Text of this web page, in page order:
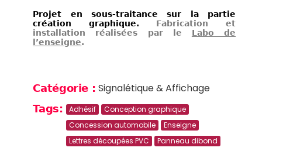
Projet en sous-traitance sur la partie
création graphique. Fabrication et
installation réalisées par le Labo de
l’enseigne.
Catégorie : Signalétique & Affichage
Tags: Adhésif
Conception graphique
Concession automobile
Enseigne
Lettres découpées PVC
Panneau dibond